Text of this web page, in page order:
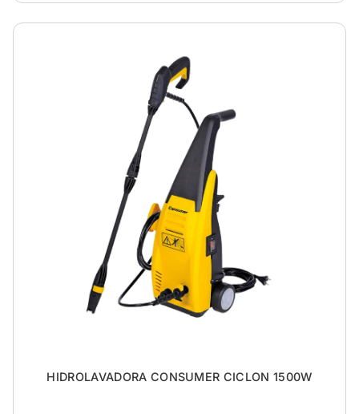
HIDROLAVADORA CONSUMER CICLON 1500W